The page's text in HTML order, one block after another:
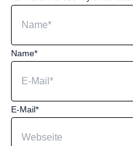
Name*
E-Mail*